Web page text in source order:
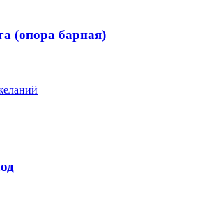
(опора барная)